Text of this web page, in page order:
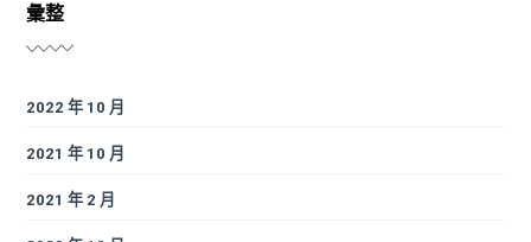
彙整
2022 年 10 月
2021 年 10 月
2021 年 2 月